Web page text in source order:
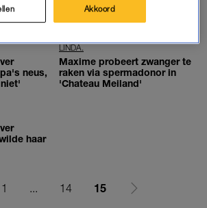
–
leven in nieuwe
neus,
LINDA.
Maxime probeert zwanger te
raken via spermadonor in
'Chateau Meiland'
haar
1 ... 14 15
Akkoord